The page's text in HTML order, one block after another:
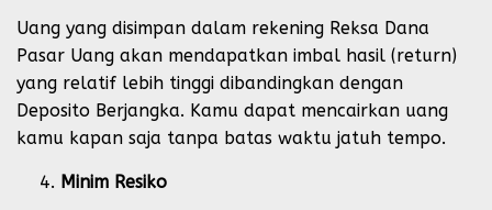
Uang yang disimpan dalam rekening Reksa Dana
Pasar Uang akan mendapatkan imbal hasil (return)
yang relatif lebih tinggi dibandingkan dengan
Deposito Berjangka. Kamu dapat mencairkan uang
kamu kapan saja tanpa batas waktu jatuh tempo.
Minim Resiko